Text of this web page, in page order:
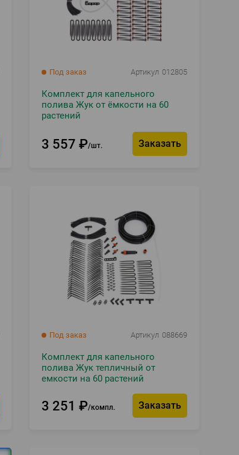
Под заказ Артикул 012805
Комплект для капельного
полива Жук от ёмкости на 60
растений
3 557 ₽ шт. Заказать
Под заказ Артикул 088669
Комплект для капельного
полива Жук тепличный от
емкости на 60 растений
3 251 ₽ компл. Заказать